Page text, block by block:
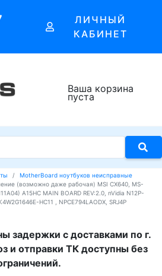
ЛИЧНЫЙ
КАБИНЕТ
Ваша корзина
пуста
MotherBoard ноутбуков неисправные
(возможно даже рабочая) MSI CX640, MS-
A15HC MAIN BOARD REV:2.0, nVidia N12P-
HC11 , NPCE794LAODX, SRJ4P
задержки с доставками по г.
и отправки ТК доступны без